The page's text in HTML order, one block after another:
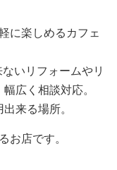
に楽しめるカフェ
いリフォームやリ
広く相談対応。
来る場所。
お店です。